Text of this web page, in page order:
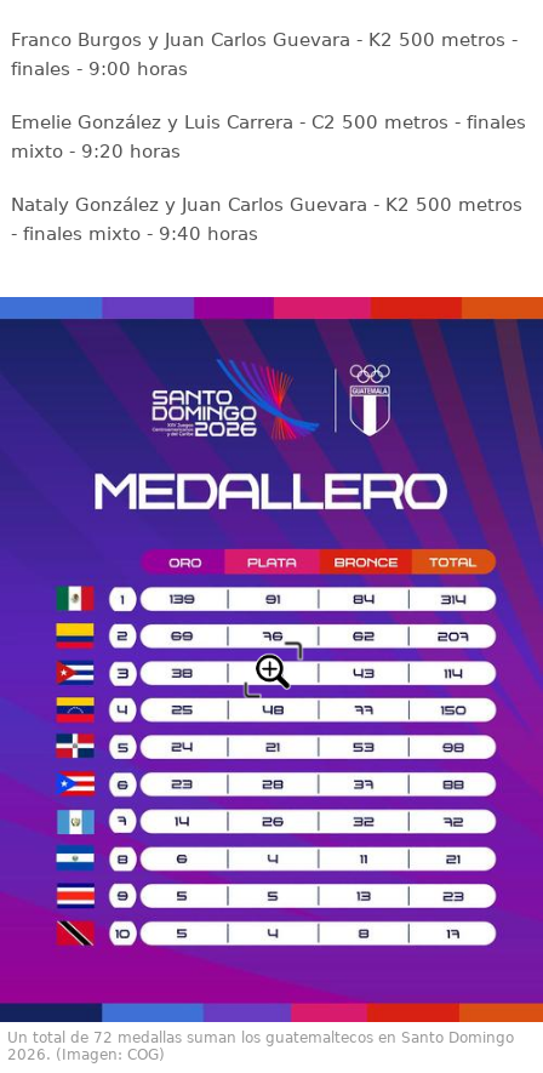
Franco Burgos y Juan Carlos Guevara - K2 500 metros -
finales - 9:00 horas
Emelie González y Luis Carrera - C2 500 metros - finales
mixto - 9:20 horas
Nataly González y Juan Carlos Guevara - K2 500 metros
- finales mixto - 9:40 horas
Un total de 72 medallas suman los guatemaltecos en Santo Domingo
2026. (Imagen: COG)